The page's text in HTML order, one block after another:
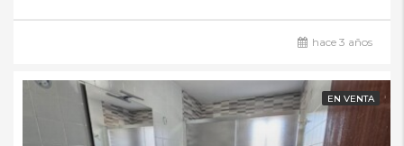
hace 3 años
EN VENTA